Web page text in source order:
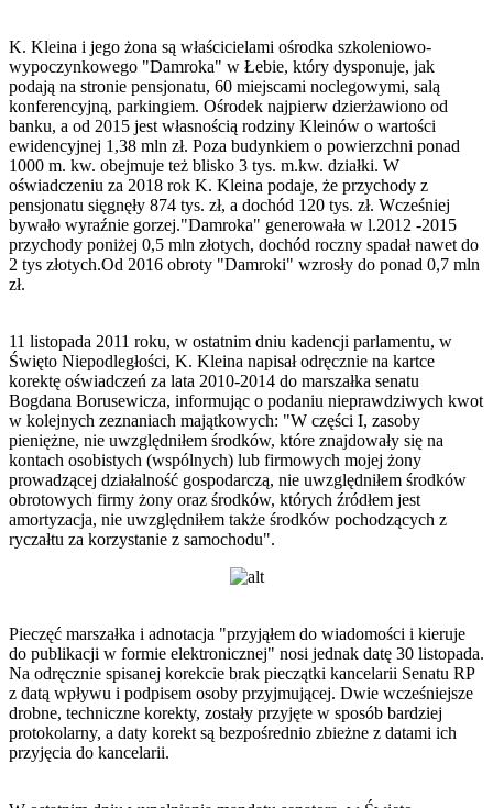
K. Kleina i jego żona są właścicielami ośrodka szkoleniowo-
wypoczynkowego "Damroka" w Łebie, który dysponuje, jak
podają na stronie pensjonatu, 60 miejscami noclegowymi, salą
konferencyjną, parkingiem. Ośrodek najpierw dzierżawiono od
banku, a od 2015 jest własnością rodziny Kleinów o wartości
ewidencyjnej 1,38 mln zł. Poza budynkiem o powierzchni ponad
1000 m. kw. obejmuje też blisko 3 tys. m.kw. działki. W
oświadczeniu za 2018 rok K. Kleina podaje, że przychody z
pensjonatu sięgnęły 874 tys. zł, a dochód 120 tys. zł. Wcześniej
bywało wyraźnie gorzej."Damroka" generowała w l.2012 -2015
przychody poniżej 0,5 mln złotych, dochód roczny spadał nawet do
2 tys złotych.Od 2016 obroty "Damroki" wzrosły do ponad 0,7 mln
zł.
11 listopada 2011 roku, w ostatnim dniu kadencji parlamentu, w
Święto Niepodległości, K. Kleina napisał odręcznie na kartce
korektę oświadczeń za lata 2010-2014 do marszałka senatu
Bogdana Borusewicza, informując o podaniu nieprawdziwych kwot
w kolejnych zeznaniach majątkowych: "W części I, zasoby
pieniężne, nie uwzględniłem środków, które znajdowały się na
kontach osobistych (wspólnych) lub firmowych mojej żony
prowadzącej działalność gospodarczą, nie uwzględniłem środków
obrotowych firmy żony oraz środków, których źródłem jest
amortyzacja, nie uwzględniłem także środków pochodzących z
ryczałtu za korzystanie z samochodu".
Pieczęć marszałka i adnotacja "przyjąłem do wiadomości i kieruje
do publikacji w formie elektronicznej" nosi jednak datę 30 listopada.
Na odręcznie spisanej korekcie brak pieczątki kancelarii Senatu RP
z datą wpływu i podpisem osoby przyjmującej. Dwie wcześniejsze
drobne, techniczne korekty, zostały przyjęte w sposób bardziej
protokolarny, a daty korekt są bezpośrednio zbieżne z datami ich
przyjęcia do kancelarii.